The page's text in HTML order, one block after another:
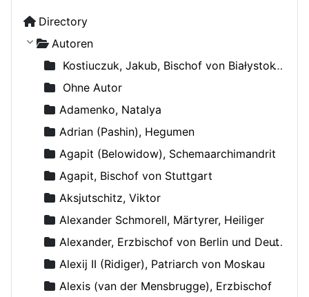
Directory
Autoren
Kostiuczuk, Jakub, Bischof von Białystok und Gdańsk
Ohne Autor
Adamenko, Natalya
Adrian (Pashin), Hegumen
Agapit (Belowidow), Schemaarchimandrit
Agapit, Bischof von Stuttgart
Aksjutschitz, Viktor
Alexander Schmorell, Märtyrer, Heiliger
Alexander, Erzbischof von Berlin und Deutschland
Alexij II (Ridiger), Patriarch von Moskau
Alexis (van der Mensbrugge), Erzbischof